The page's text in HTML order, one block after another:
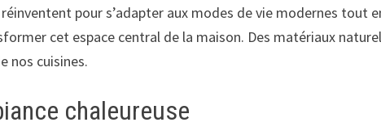
pour s’adapter aux modes de vie modernes tout
cet espace central de la maison. Des matériaux
nos cuisines.
chaleureuse